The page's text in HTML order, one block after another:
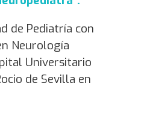
de Pediatría con
Neurología
Universitario
de Sevilla en